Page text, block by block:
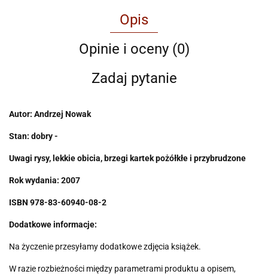
Opis
Opinie i oceny (0)
Zadaj pytanie
Autor: Andrzej Nowak
Stan: dobry -
Uwagi rysy, lekkie obicia, brzegi kartek pożółkłe i przybrudzone
Rok wydania: 2007
ISBN 978-83-60940-08-2
Dodatkowe informacje:
Na życzenie przesyłamy dodatkowe zdjęcia książek.
W razie rozbieżności między parametrami produktu a opisem,